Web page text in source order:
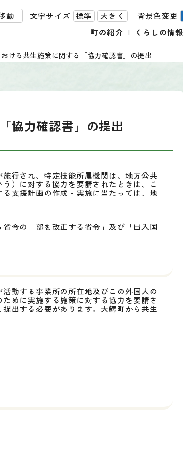
動 文字サイズ 標準 大きく 背景色変更
町の紹介
くらしの情報
ける共生施策に関する「協力確認書」の提出
協力確認書」の提出
行され、特定技能所属機関は、地方公共
）に対する協力を要請されたときは、こ
支援計画の作成・実施に当たっては、地
令の一部を改正する省令」及び「出入国
動する事業所の所在地及びこの外国人の
めに実施する施策に対する協力を要請さ
出する必要があります。大鰐町から共生